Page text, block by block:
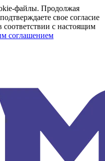
файлы. Продолжая
свое согласие
соответствии с настоящим
соглашением